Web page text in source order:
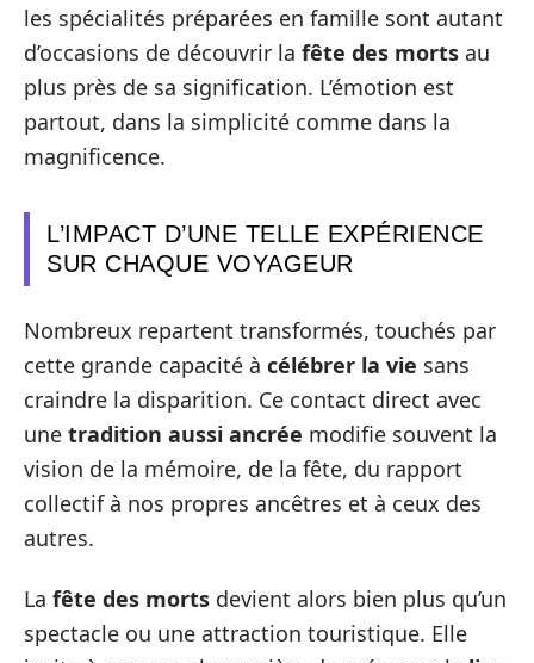
les spécialités préparées en famille sont autant
d’occasions de découvrir la fête des morts au
plus près de sa signification. L’émotion est
partout, dans la simplicité comme dans la
magnificence.
L’IMPACT D’UNE TELLE EXPÉRIENCE
SUR CHAQUE VOYAGEUR
Nombreux repartent transformés, touchés par
cette grande capacité à célébrer la vie sans
craindre la disparition. Ce contact direct avec
une tradition aussi ancrée modifie souvent la
vision de la mémoire, de la fête, du rapport
collectif à nos propres ancêtres et à ceux des
autres.
La fête des morts devient alors bien plus qu’un
spectacle ou une attraction touristique. Elle